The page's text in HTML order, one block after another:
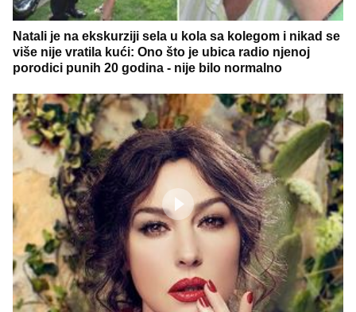
Natali je na ekskurziji sela u kola sa kolegom i nikad se
više nije vratila kući: Ono što je ubica radio njenoj
porodici punih 20 godina - nije bilo normalno